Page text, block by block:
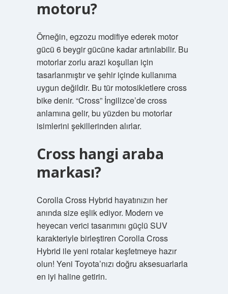
motoru?
Örneğin, egzozu modifiye ederek motor
gücü 6 beygir gücüne kadar artırılabilir. Bu
motorlar zorlu arazi koşulları için
tasarlanmıştır ve şehir içinde kullanıma
uygun değildir. Bu tür motosikletlere cross
bike denir. “Cross” İngilizce’de cross
anlamına gelir, bu yüzden bu motorlar
isimlerini şekillerinden alırlar.
Cross hangi araba
markası?
Corolla Cross Hybrid hayatınızın her
anında size eşlik ediyor. Modern ve
heyecan verici tasarımını güçlü SUV
karakteriyle birleştiren Corolla Cross
Hybrid ile yeni rotalar keşfetmeye hazır
olun! Yeni Toyota’nızı doğru aksesuarlarla
en iyi haline getirin.